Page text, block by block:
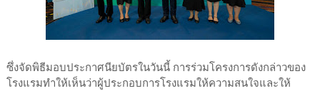
ซึ่งจัดพิธีมอบประกาศนียบัตรในวันนี้ การร่วมโครงการดังกล่าวของ
โรงแรมทำให้เห็นว่าผู้ประกอบการโรงแรมให้ความสนใจและให้